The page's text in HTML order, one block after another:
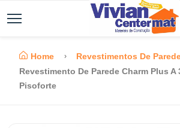
Home
Revestimentos De
Revestimento De Parede Charm Plus A
Pisoforte